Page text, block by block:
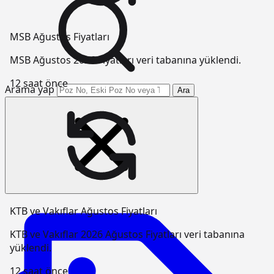
Arama yap Ara
MSB Ağustos Fiyatları
MSB Ağustos 2026 Fiyatları veri tabanına yüklendi.
12 saat önce
KTB ve Vakıflar Ağustos Fiyatları
KTB ve Vakıflar 2026 Ağustos Fiyatları veri tabanına
yüklendi.
12 saat önce